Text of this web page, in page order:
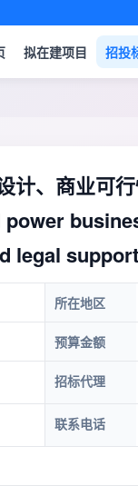
拟在建项目 招投
计、商业可
power
support
所在地区
预算金额
招标代理
联系电话